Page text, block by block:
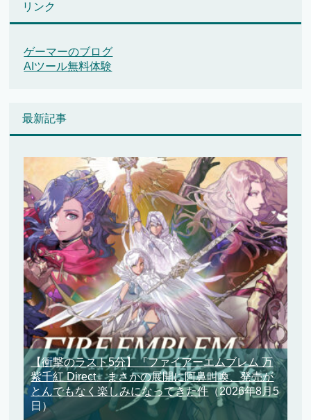
リンク
ゲーマーのブログ
AIツール無料体験
最新記事
【衝撃のラスト5分】『ファイアーエムブレム 万
紫千紅 Direct』まさかの展開に阿鼻叫喚、発売が
とんでもなく楽しみになってきた件（2026年8月5
日）